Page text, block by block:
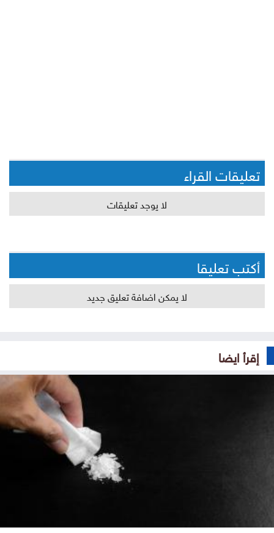
تعليقات القراء
لا يوجد تعليقات
أكتب تعليقا
لا يمكن اضافة تعليق جديد
إقرأ ايضا